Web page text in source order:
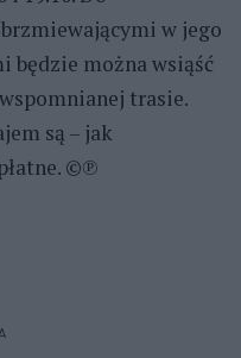
w jego
będzie można wsiąść
trasie.
są – jak
©℗